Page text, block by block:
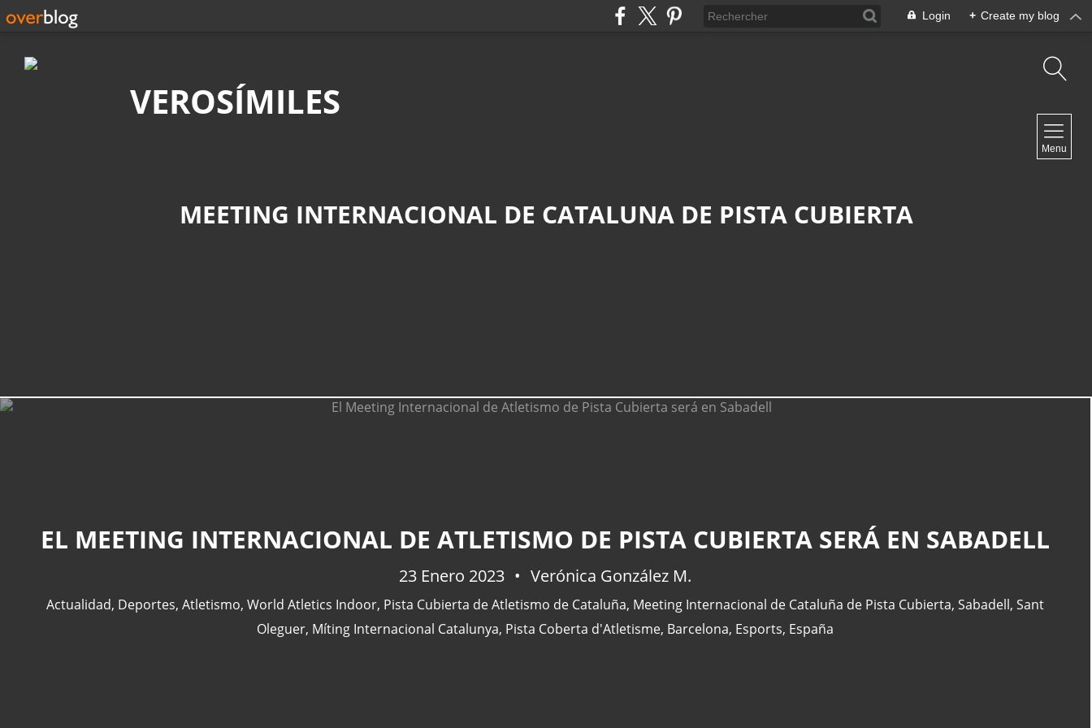
Login + Create my blog
VEROSÍMILES
Menu
MEETING INTERNACIONAL DE CATALUNA DE PISTA CUBIERTA
EL MEETING INTERNACIONAL DE ATLETISMO DE PISTA CUBIERTA SERÁ EN SABADELL
23 Enero 2023 Verónica González M.
Actualidad, Deportes, Atletismo, World Atletics Indoor, Pista Cubierta de Atletismo de Cataluña, Meeting Internacional de Cataluña de Pista Cubierta, Sabadell, Sant
Oleguer, Míting Internacional Catalunya, Pista Coberta d'Atletisme, Barcelona, Esports, España
Actualidad(227)
Europa(47)